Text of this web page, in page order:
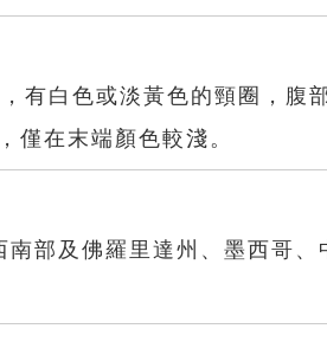
有白色或淡黃色的頸圈，腹
僅在末端顏色較淺。
部及佛羅里達州、墨西哥、